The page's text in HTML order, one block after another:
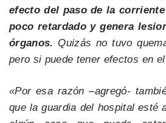
efecto del paso de la
poco retardado y genera
órganos. Quizás no tuvo
pero si puede tener efectos en
«Por esa razón –agregó-
que la guardia del hospital esté